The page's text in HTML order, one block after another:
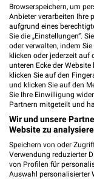
Gültig 2026
Alle Filialen,
von Reifen
Browserspeichern, um
Anbieter verarbeiten Ihre
aufgrund eines
Sie die „Einstellungen“.
oder verwalten, indem
klicken oder jederzeit auf
unteren Ecke der
klicken Sie auf den
und klicken Sie auf den
Sie Ihre Einwilligung
Partnern mitgeteilt und
Wir und unsere
Website zu
Speichern von oder
Verwendung reduzierter
von Profilen für
Auswahl personalisierter